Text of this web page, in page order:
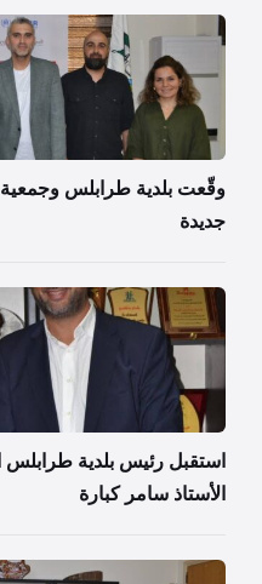
وقّعت بلدية طرابلس
جديدة
استقبل رئيس بلدية طرابلس
الأستاذ سامر كبارة